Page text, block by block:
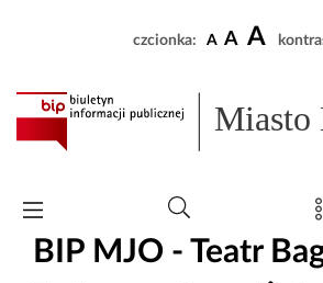
czcionka: A A A
Miasto
BIP MJO - Teatr